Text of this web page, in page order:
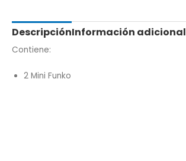
DescripciónInformación adicional
Contiene:
2 Mini Funko